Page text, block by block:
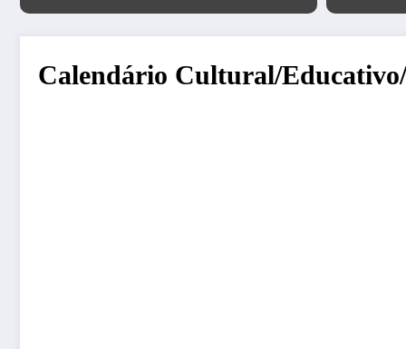
EchoLink
UHF
Calendário Cultural/